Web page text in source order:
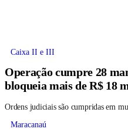
Caixa II e III
Operação cumpre 28
bloqueia mais de R$ 18
Ordens judiciais são cumpridas em
Maracanaú